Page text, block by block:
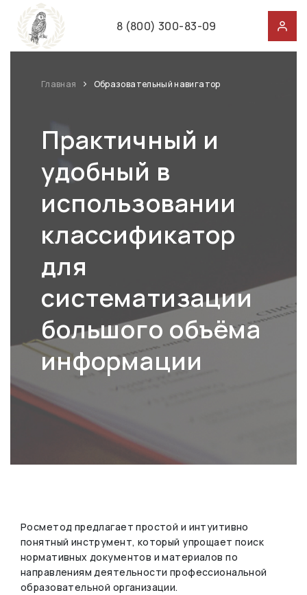
8 (800) 300-83-09
Главная Образовательный навигатор
Практичный и
удобный в
использовании
классификатор
для
систематизации
большого объёма
информации
Росметод предлагает простой и интуитивно
понятный инструмент, который упрощает поиск
нормативных документов и материалов по
направлениям деятельности профессиональной
образовательной организации.